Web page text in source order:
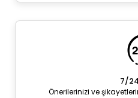
7/
Önerilerinizi ve